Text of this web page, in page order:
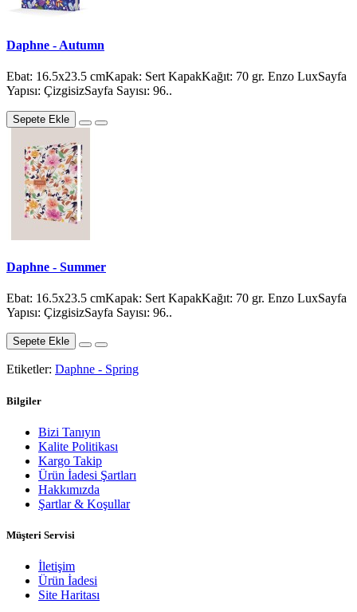
Daphne - Autumn
Ebat: 16.5x23.5 cmKapak: Sert KapakKağıt: 70 gr. Enzo LuxSayfa
Yapısı: ÇizgisizSayfa Sayısı: 96..
Sepete Ekle
Daphne - Summer
Ebat: 16.5x23.5 cmKapak: Sert KapakKağıt: 70 gr. Enzo LuxSayfa
Yapısı: ÇizgisizSayfa Sayısı: 96..
Sepete Ekle
Etiketler: Daphne - Spring
Bilgiler
Bizi Tanıyın
Kalite Politikası
Kargo Takip
Ürün İadesi Şartları
Hakkımızda
Şartlar & Koşullar
Müşteri Servisi
İletişim
Ürün İadesi
Site Haritası